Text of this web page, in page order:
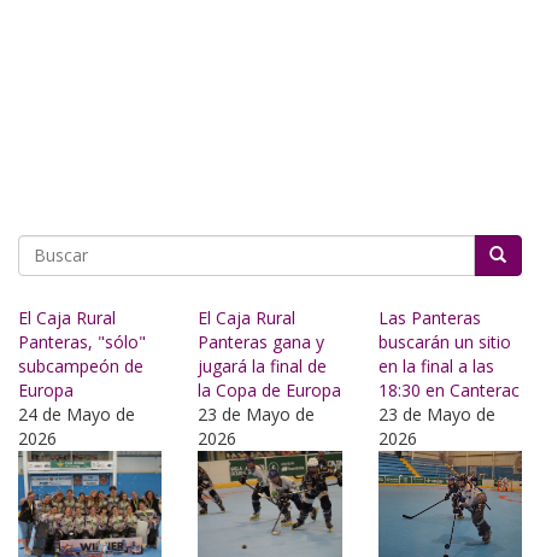
El Caja Rural
Panteras, "sólo"
subcampeón de
Europa
24 de Mayo de
2026
El Caja Rural
Panteras gana y
jugará la final de
la Copa de Europa
23 de Mayo de
2026
Las Panteras
buscarán un sitio
en la final a las
18:30 en Canterac
23 de Mayo de
2026